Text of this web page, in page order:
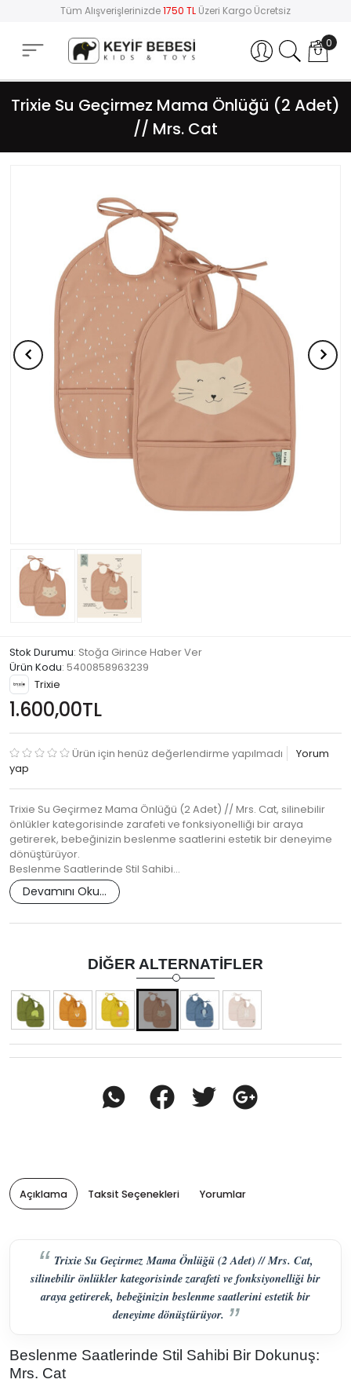
Tüm Alışverişlerinizde1750 TL Üzeri Kargo Ücretsiz
Hesabım 0
Trixie Su Geçirmez Mama Önlüğü (2 Adet)
// Mrs. Cat
Stok Durumu: Stoğa Girince Haber Ver
Ürün Kodu: 5400858963239
Trixie
1.600,00TL
Ürün için henüz değerlendirme yapılmadı
Yorum
yap
Trixie Su Geçirmez Mama Önlüğü (2 Adet) // Mrs. Cat, silinebilir
önlükler kategorisinde zarafeti ve fonksiyonelliği bir araya
getirerek, bebeğinizin beslenme saatlerini estetik bir deneyime
dönüştürüyor.
Beslenme Saatlerinde Stil Sahibi…
Devamını Oku...
DIĞER ALTERNATIFLER
Açıklama Taksit Seçenekleri Yorumlar
Trixie Su Geçirmez Mama Önlüğü (2 Adet) // Mrs. Cat,
silinebilir önlükler kategorisinde zarafeti ve fonksiyonelliği bir
araya getirerek, bebeğinizin beslenme saatlerini estetik bir
deneyime dönüştürüyor.
Beslenme Saatlerinde Stil Sahibi Bir Dokunuş:
Mrs. Cat